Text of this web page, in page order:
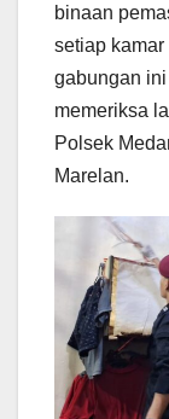
binaan
setiap
gabungan
memeriksa
Polsek
Marelan.